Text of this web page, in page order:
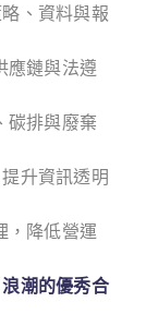
、資料與報
應鏈與法遵
碳排與廢棄
升資訊透明
，降低營運
潮的優秀合